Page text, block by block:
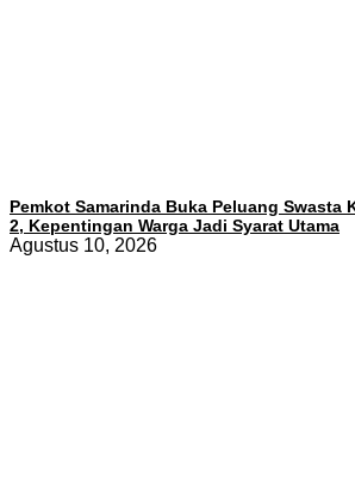
Pemkot Samarinda Buka Peluang Swasta
2, Kepentingan Warga Jadi Syarat Utama
Agustus 10, 2026